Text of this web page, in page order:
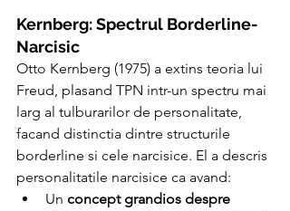
Kernberg: Spectrul Borderline-
Narcisic
Otto Kernberg (1975) a extins teoria lui
Freud, plasand TPN intr-un spectru mai
larg al tulburarilor de personalitate,
facand distinctia dintre structurile
borderline si cele narcisice. El a descris
personalitatile narcisice ca avand:
Un concept grandios despre